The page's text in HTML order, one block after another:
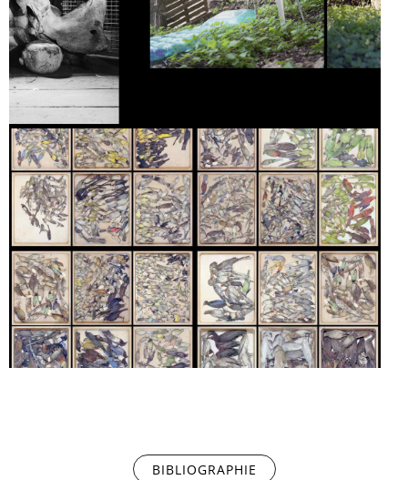
SIC TRANSIT
GLORIA MUNDI
LISIÈRES
DEAD STAR
LISIÈRES
BIBLIOGRAPHIE (ONGLET ACTIF)